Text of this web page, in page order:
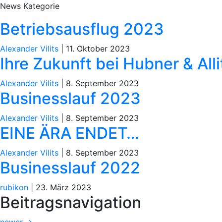
News Kategorie
Betriebsausflug 2023
Alexander Vilits 11. Oktober 2023
Ihre Zukunft bei Hubner &
Alexander Vilits 8. September 2023
Businesslauf 2023
Alexander Vilits 8. September 2023
EINE ÄRA ENDET…
Alexander Vilits 8. September 2023
Businesslauf 2022
rubikon 23. März 2023
Beitragsnavigation